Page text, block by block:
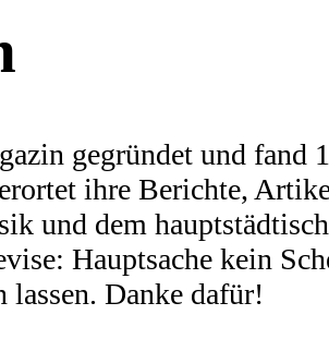
gegründet und fand
ihre Berichte,
und dem
Hauptsache kein
lassen. Danke dafür!